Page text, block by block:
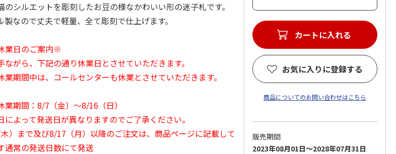
のシルエットを彫刻したお豆の様なかわいい形の迷子札です。
製なので丈夫で軽量、全て彫刻で仕上げます。
業日のご案内※
ながら、下記の通り休業日とさせていただきます。
期間中は、コールセンターも休業とさせていただきます。
業期間：8/7（金）～8/16（日）
によって発送日が異なりますのでご了承ください。
木）まで及び8/17（月）以降のご注文は、商品ページに記載して
通常の発送日数にて発送
カートに入れる
お気に入りに登録する
商品についてのお問い合わせはこちら
販売期間
2023年08月01日～2028年07月31日